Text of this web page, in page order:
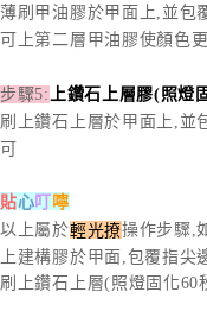
薄刷甲油膠於甲面上,並包
可上第二層甲油膠使顏色
步驟5: 上鑽石上層膠(照燈
刷上鑽石上層於甲面上,並
可
貼心叮 嚀
以上屬於輕光撩操作步驟,
上建構膠於甲面,包覆指
刷上鑽石上層(照燈固化60